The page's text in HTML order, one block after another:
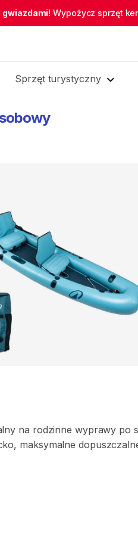
gwiazdami! Wypożycz sprzęt
Sprzęt turystyczny
na rodzinne wyprawy po
​,​ maksymalne